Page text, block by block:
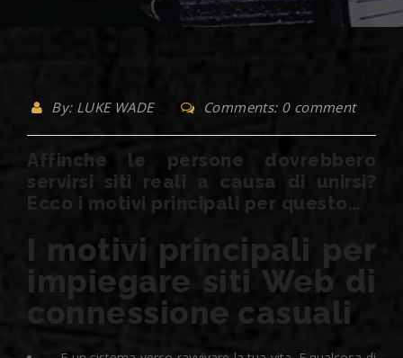
By: LUKE WADE Comments: 0 comment
Affinche le persone dovrebbero
servirsi siti reali a causa di unirsi?
Ecco i motivi principali per questo…
I motivi principali per
impiegare siti Web di
connessione casuali